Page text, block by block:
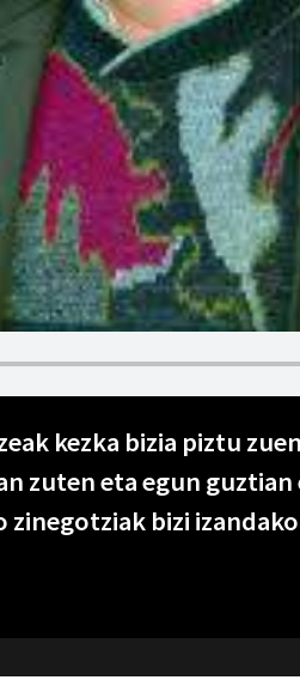
kezka bizia piztu
zuten eta egun guztian
zinegotziak bizi